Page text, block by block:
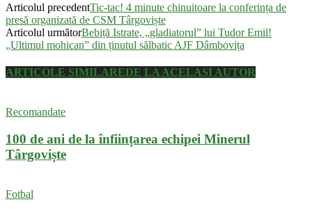
Articolul precedentTic-tac! 4 minute chinuitoare la conferința de
presă organizată de CSM Târgoviște
Articolul următorBebiță Istrate, „gladiatorul” lui Tudor Emil!
„Ultimul mohican” din ținutul sălbatic AJF Dâmbovița
ARTICOLE SIMILAREDE LA ACELAȘI AUTOR
Recomandate
100 de ani de la înființarea echipei Minerul
Târgoviște
Fotbal